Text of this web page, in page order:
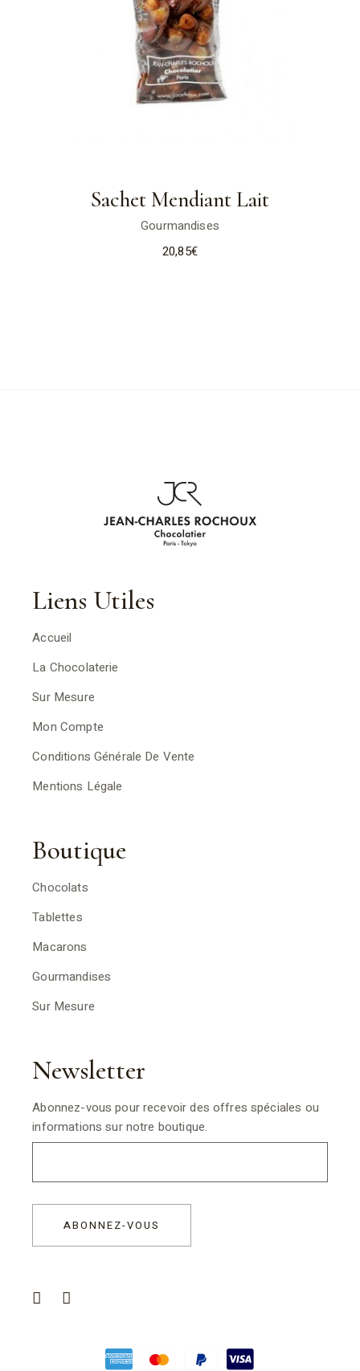
Sachet Mendiant Lait
Gourmandises
20,85€
Liens Utiles
Accueil
La Chocolaterie
Sur Mesure
Mon Compte
Conditions Générale De Vente
Mentions Légale
Boutique
Chocolats
Tablettes
Macarons
Gourmandises
Sur Mesure
Newsletter
Abonnez-vous pour recevoir des offres spéciales ou
informations sur notre boutique.